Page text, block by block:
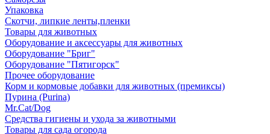
Упаковка
Скотчи, липкие ленты,пленки
Товары для животных
Оборудование и аксессуары для животных
Оборудование "Бриг"
Оборудование "Пятигорск"
Прочее оборудование
Корм и кормовые добавки для животных (премиксы)
Пурина (Purina)
Mr.Cat/Dog
Средства гигиены и ухода за животными
Товары для сада огорода